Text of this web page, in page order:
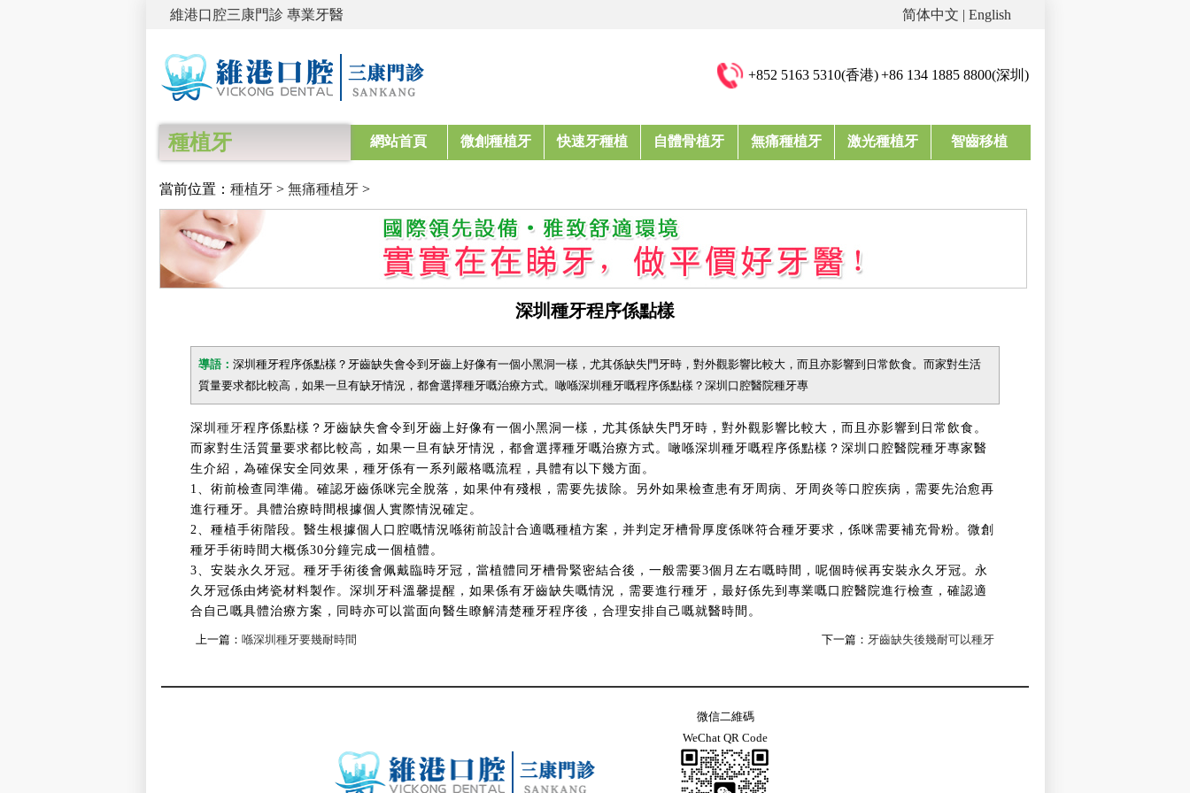
維港口腔三康門診 專業牙醫 简体中文 | English
+852 5163 5310(香港)+86 134 1885 8800(深圳)
種植牙 網站首頁 微創種植牙 快速牙種植 自體骨植牙 無痛種植牙 激光種植牙 智齒移植
當前位置： 種植牙 > 無痛種植牙 >
深圳種牙程序係點樣
導語：深圳種牙程序係點樣？牙齒缺失會令到牙齒上好像有一個小黑洞一樣，尤其係缺失門牙時，對外觀影響比較大，而且亦影響到日常飲食。而家對生活
質量要求都比較高，如果一旦有缺牙情況，都會選擇種牙嘅治療方式。噉喺深圳種牙嘅程序係點樣？深圳口腔醫院種牙專
深圳種牙程序係點樣？牙齒缺失會令到牙齒上好像有一個小黑洞一樣，尤其係缺失門牙時，對外觀影響比較大，而且亦影響到日常飲食。
而家對生活質量要求都比較高，如果一旦有缺牙情況，都會選擇種牙嘅治療方式。噉喺深圳種牙嘅程序係點樣？深圳口腔醫院種牙專家醫
生介紹，為確保安全同效果，種牙係有一系列嚴格嘅流程，具體有以下幾方面。
1、術前檢查同準備。確認牙齒係咪完全脫落，如果仲有殘根，需要先拔除。另外如果檢查患有牙周病、牙周炎等口腔疾病，需要先治愈再
進行種牙。具體治療時間根據個人實際情況確定。
2、種植手術階段。醫生根據個人口腔嘅情況喺術前設計合適嘅種植方案，并判定牙槽骨厚度係咪符合種牙要求，係咪需要補充骨粉。微創
種牙手術時間大概係30分鐘完成一個植體。
3、安裝永久牙冠。種牙手術後會佩戴臨時牙冠，當植體同牙槽骨緊密結合後，一般需要3個月左右嘅時間，呢個時候再安裝永久牙冠。永
久牙冠係由烤瓷材料製作。深圳牙科溫馨提醒，如果係有牙齒缺失嘅情況，需要進行種牙，最好係先到專業嘅口腔醫院進行檢查，確認適
合自己嘅具體治療方案，同時亦可以當面向醫生瞭解清楚種牙程序後，合理安排自己嘅就醫時間。
上一篇：喺深圳種牙要幾耐時間 下一篇： 牙齒缺失後幾耐可以種牙
微信二維碼
WeChat QR Code